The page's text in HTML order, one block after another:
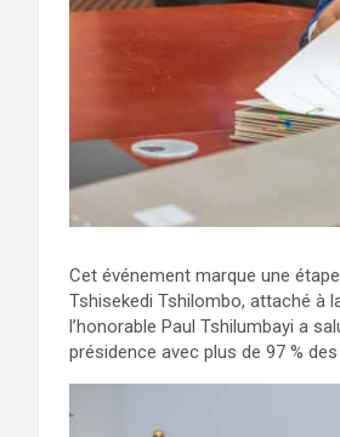
Cet événement marque une
Tshisekedi Tshilombo, attaché à
l’honorable Paul Tshilumbayi a
présidence avec plus de 97 %